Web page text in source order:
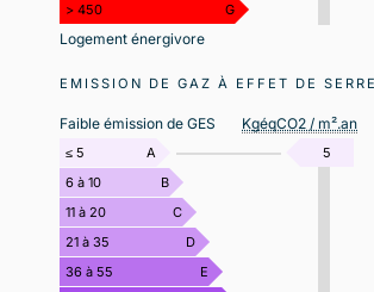
> 450
G
Logement énergivore
EMISSION DE GAZ À EFFET DE SERRE
Faible émission de GES KgéqCO2 / m².an
≤ 5
A
6 à 10
B
11 à 20
C
21 à 35
D
36 à 55
E
5